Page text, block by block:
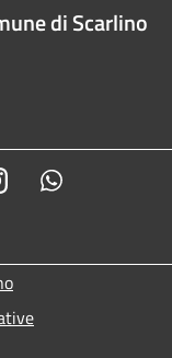
di Scarlino
Instagram